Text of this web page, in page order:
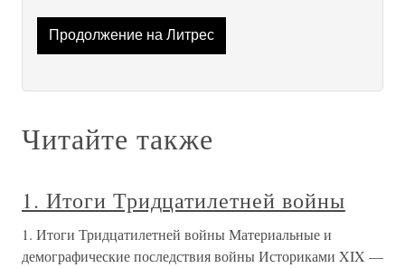
Продолжение на Литрес
Читайте также
1. Итоги Тридцатилетней войны
1. Итоги Тридцатилетней войны Материальные и
демографические последствия войны Историками XIX —